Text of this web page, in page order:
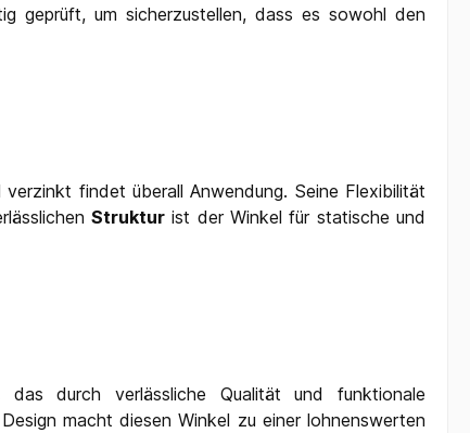
geprüft, um sicherzustellen, dass es sowohl den
findet überall Anwendung. Seine Flexibilität
Struktur ist der Winkel für statische und
durch verlässliche Qualität und funktionale
macht diesen Winkel zu einer lohnenswerten